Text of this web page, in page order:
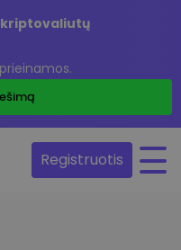
Registruotis